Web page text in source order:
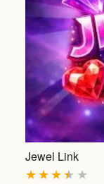
Jewel Link
★
★
★
★
★